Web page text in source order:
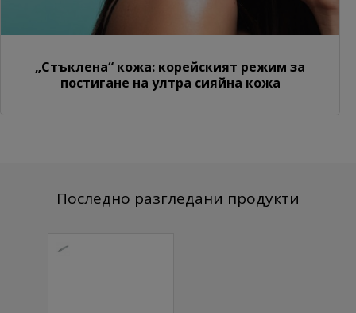
„Стъклена“ кожа: корейският режим за
постигане на ултра сияйна кожа
Последно разгледани продукти